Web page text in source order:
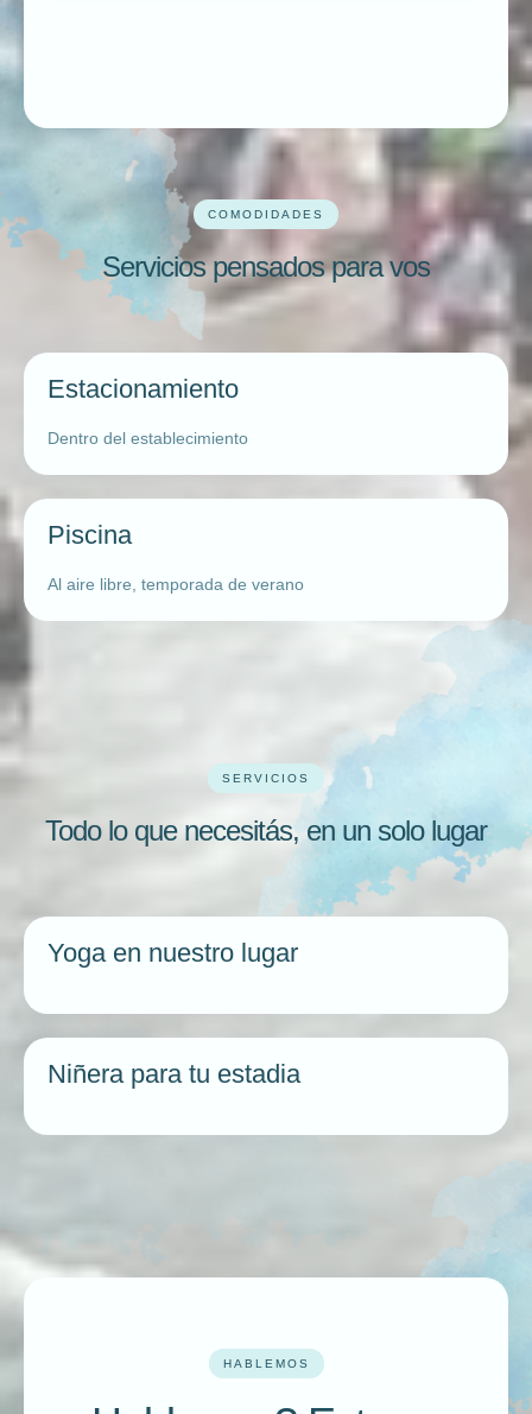
COMODIDADES
Servicios pensados para vos
Estacionamiento
Dentro del establecimiento
Piscina
Al aire libre, temporada de verano
SERVICIOS
Todo lo que necesitás, en un solo lugar
Yoga en nuestro lugar
Niñera para tu estadia
HABLEMOS